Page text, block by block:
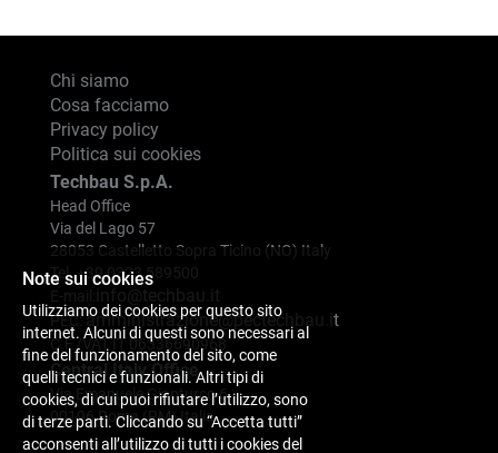
Chi siamo
Cosa facciamo
Privacy policy
Politica sui cookies
Techbau S.p.A.
Head Office
Via del Lago 57
28053 Castelletto Sopra Ticino (NO) Italy
Tel. +39 0323 589500
E-mail:
info@techbau.it
PEC:amministrazione@pectechbau.it
C.F./VAT IT 06336690968
Central Italy Office
Via Emanuele Gianturco 6
00196 Roma (RM) Italia
Note sui cookies
Utilizziamo dei cookies per questo sito
internet. Alcuni di questi sono necessari al
fine del funzionamento del sito, come
quelli tecnici e funzionali. Altri tipi di
cookies, di cui puoi rifiutare l’utilizzo, sono
di terze parti. Cliccando su “Accetta tutti”
acconsenti all’utilizzo di tutti i cookies del